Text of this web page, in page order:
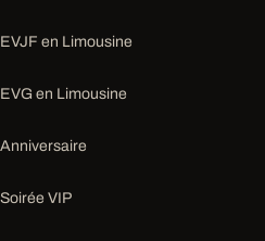
EVJF en Limousine
EVG en Limousine
Anniversaire
Soirée VIP